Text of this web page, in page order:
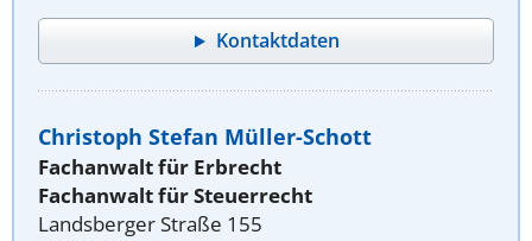
Kontaktdaten
Christoph Stefan Müller-Schott
Fachanwalt für Erbrecht
Fachanwalt für Steuerrecht
Landsberger Straße 155